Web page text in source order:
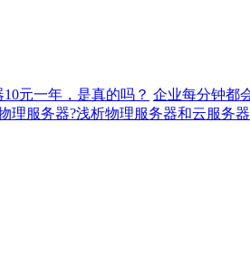
元一年，是真的吗？ 企业每分钟都
理服务器?浅析物理服务器和云服务